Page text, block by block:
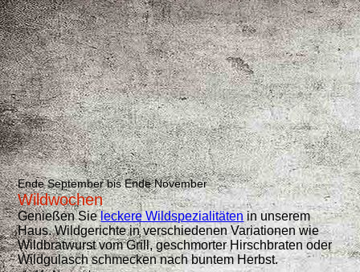
Süßes
Ende September bis Ende November
Wildwochen
Genießen Sieleckere Wildspezialitätenin unserem
Haus. Wildgerichte in verschiedenen Variationen wie
Wildbratwurst vom Grill, geschmorter Hirschbraten oder
Wildgulasch schmecken nach buntem Herbst.